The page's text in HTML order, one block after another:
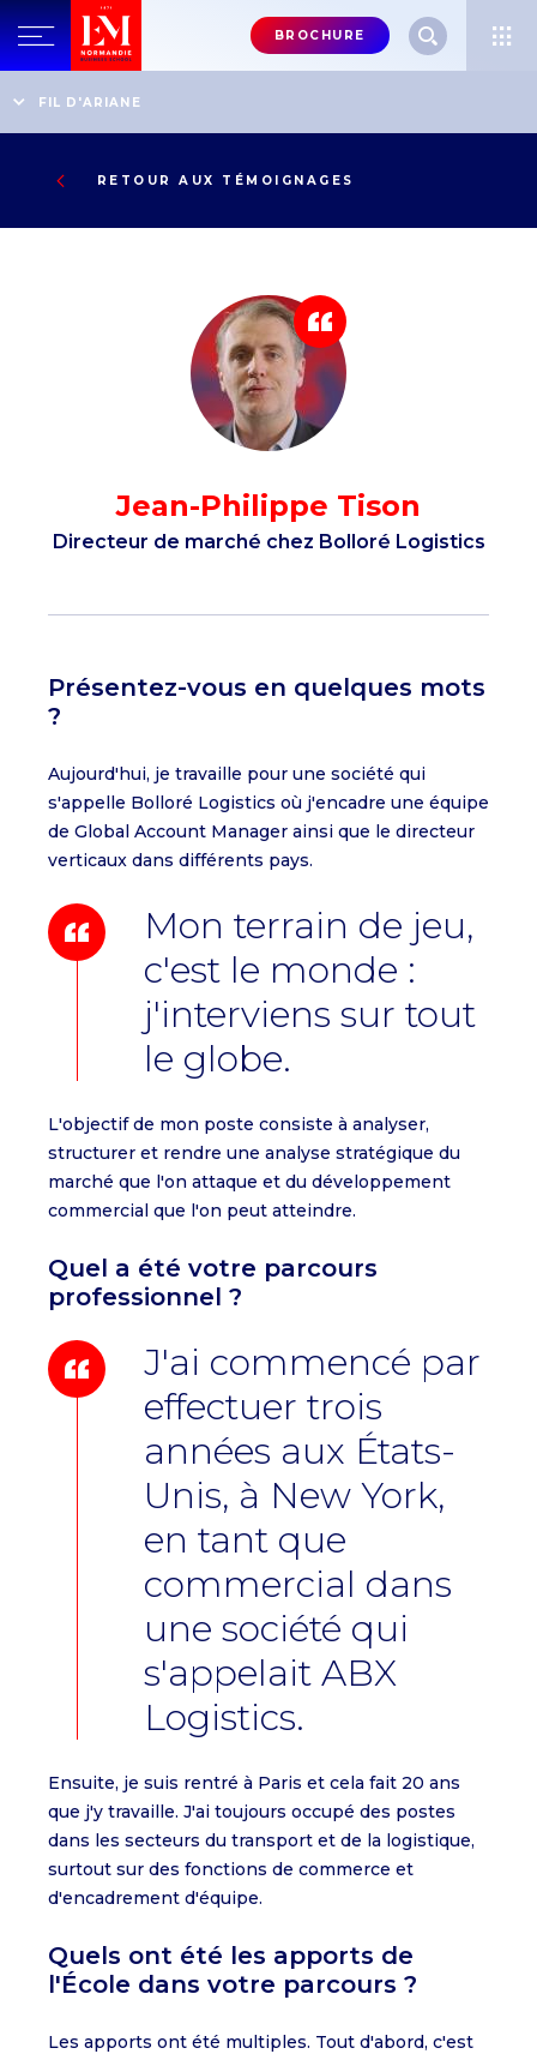
Menu
header-
BROCHURE
FIL D'ARIANE
Directeur de marché chez Bolloré Logistics
RETOUR AUX TÉMOIGNAGES
Jean-Philippe Tison
Directeur de marché chez Bolloré Logistics
Présentez-vous en quelques mots
?
Aujourd'hui, je travaille pour une société qui
s'appelle Bolloré Logistics où j'encadre une équipe
de Global Account Manager ainsi que le directeur
verticaux dans différents pays.
Mon terrain de jeu,
c'est le monde :
j'interviens sur tout
le globe.
L'objectif de mon poste consiste à analyser,
structurer et rendre une analyse stratégique du
marché que l'on attaque et du développement
commercial que l'on peut atteindre.
Quel a été votre parcours
professionnel ?
J'ai commencé par
effectuer trois
années aux États-
Unis, à New York,
en tant que
commercial dans
une société qui
s'appelait ABX
Logistics.
Ensuite, je suis rentré à Paris et cela fait 20 ans
que j'y travaille. J'ai toujours occupé des postes
dans les secteurs du transport et de la logistique,
surtout sur des fonctions de commerce et
d'encadrement d'équipe.
Quels ont été les apports de
l'École dans votre parcours ?
Les apports ont été multiples. Tout d'abord, c'est